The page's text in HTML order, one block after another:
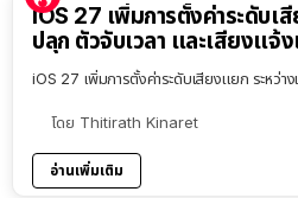
iOS 27 เพิ่มการตั้งค่าระดับเ
ปลุก ตัวจับเวลา และเสียงแจ้
iOS 27 เพิ่มการตั้งค่าระดับเสียงแยก ระหว่า
โดย Thitirath Kinaret
อ่านเพิ่มเติม